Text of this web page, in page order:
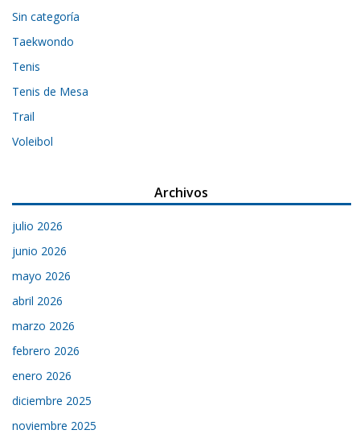
Sin categoría
Taekwondo
Tenis
Tenis de Mesa
Trail
Voleibol
Archivos
julio 2026
junio 2026
mayo 2026
abril 2026
marzo 2026
febrero 2026
enero 2026
diciembre 2025
noviembre 2025